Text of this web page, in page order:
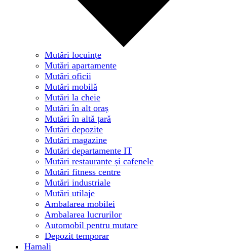
Mutări locuințe
Mutări apartamente
Mutări oficii
Mutări mobilă
Mutări la cheie
Mutări în alt oraș
Mutări în altă țară
Mutări depozite
Mutări magazine
Mutări departamente IT
Mutări restaurante și cafenele
Mutări fitness centre
Mutări industriale
Mutări utilaje
Ambalarea mobilei
Ambalarea lucrurilor
Automobil pentru mutare
Depozit temporar
Hamali